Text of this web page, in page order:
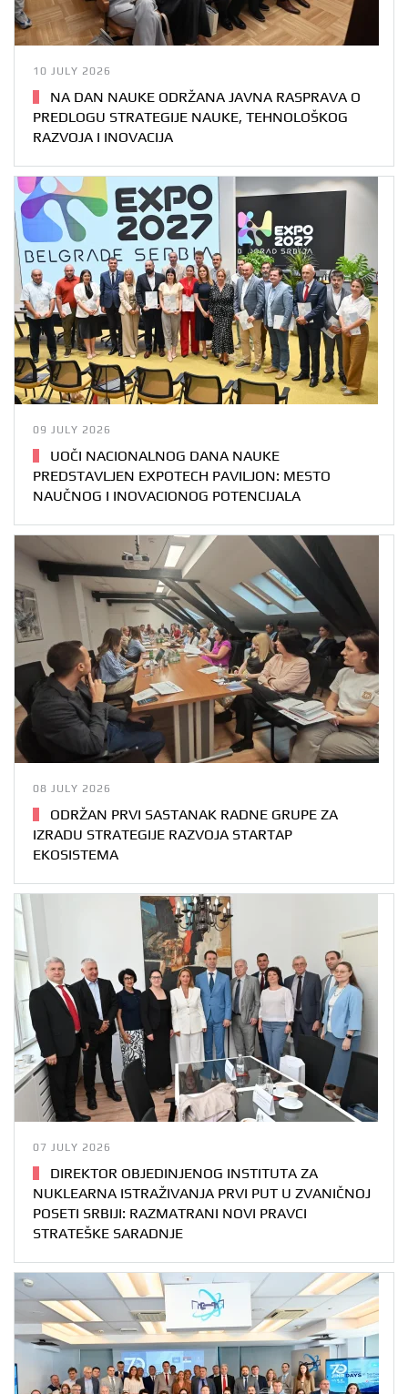
10 JULY 2026
NA DAN NAUKE ODRŽANA JAVNA RASPRAVA O
PREDLOGU STRATEGIJE NAUKE, TEHNOLOŠKOG
RAZVOJA I INOVACIJA
09 JULY 2026
UOČI NACIONALNOG DANA NAUKE
PREDSTAVLJEN EXPOTECH PAVILJON: MESTO
NAUČNOG I INOVACIONOG POTENCIJALA
08 JULY 2026
ODRŽAN PRVI SASTANAK RADNE GRUPE ZA
IZRADU STRATEGIJE RAZVOJA STARTAP
EKOSISTEMA
07 JULY 2026
DIREKTOR OBJEDINJENOG INSTITUTA ZA
NUKLEARNA ISTRAŽIVANJA PRVI PUT U ZVANIČNOJ
POSETI SRBIJI: RAZMATRANI NOVI PRAVCI
STRATEŠKE SARADNJE